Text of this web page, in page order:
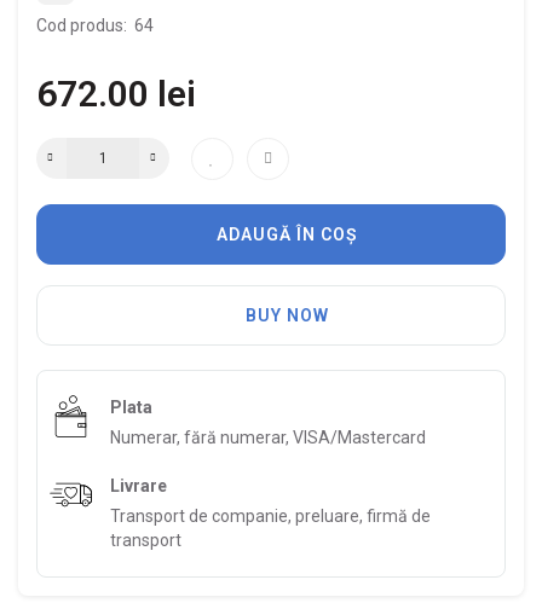
Cod produs: 64
672.00 lei
ADAUGĂ ÎN COȘ
BUY NOW
Plata
Numerar, fără numerar, VISA/Mastercard
Livrare
Transport de companie, preluare, firmă de
transport